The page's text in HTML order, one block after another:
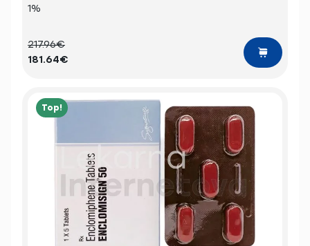
1%
217.96€
181.64€
Top!